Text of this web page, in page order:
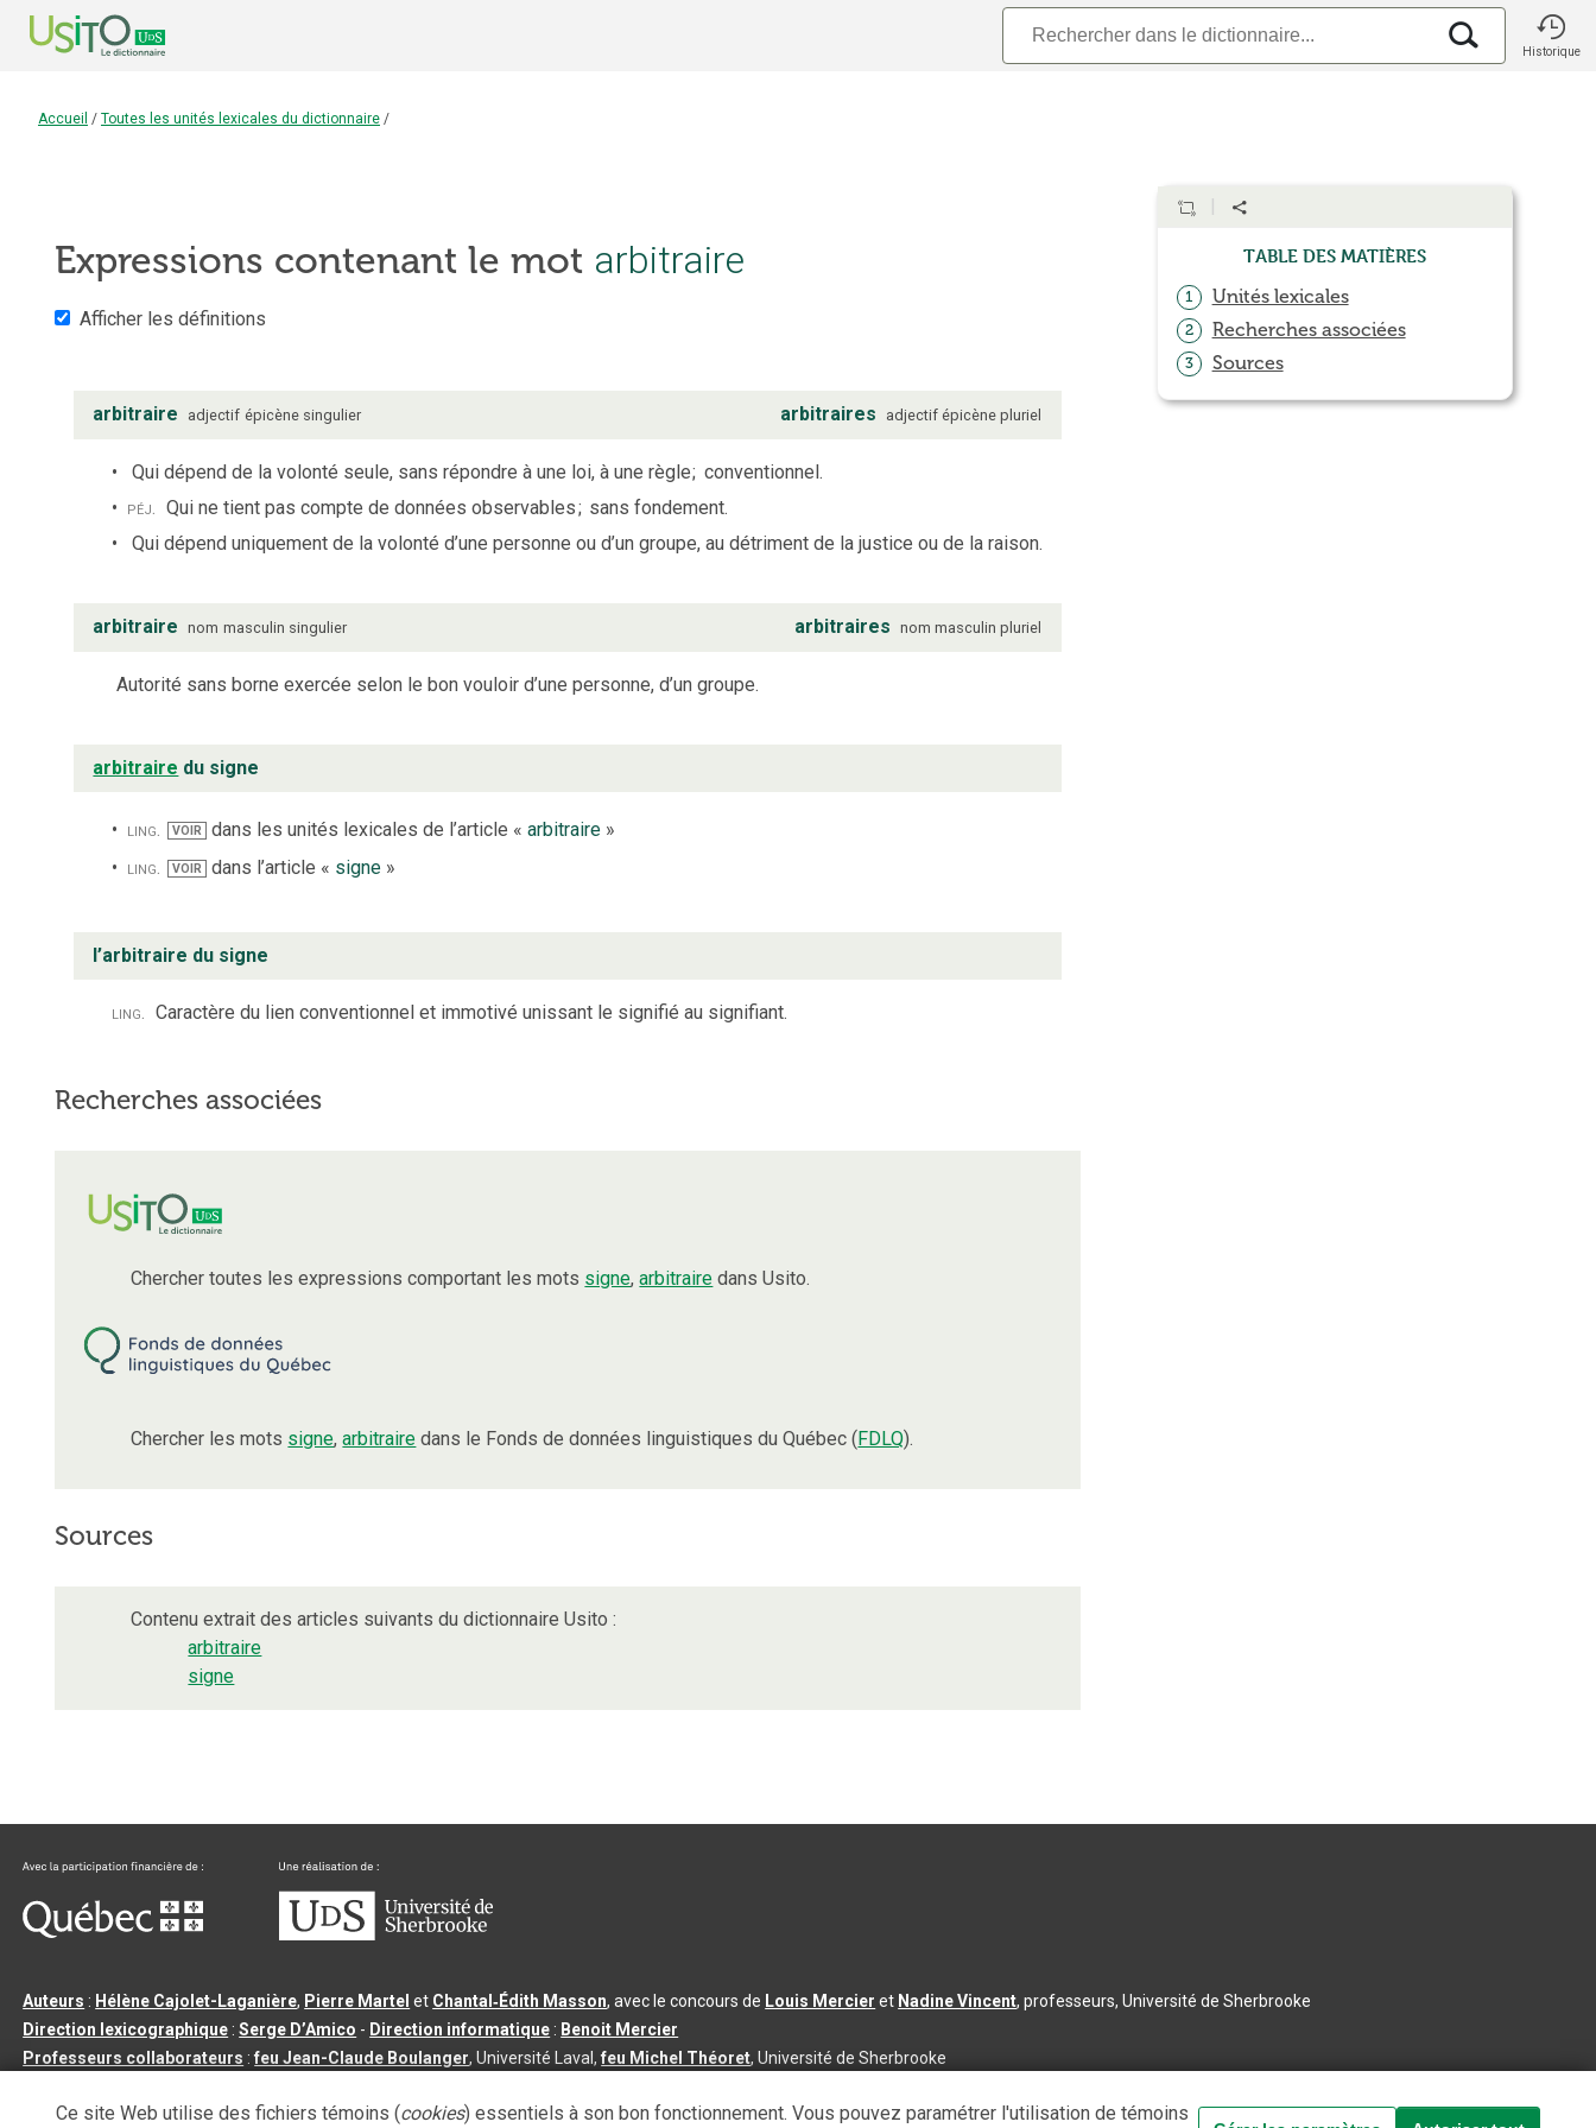
Historique
Accueil / Toutes les unités lexicales du dictionnaire /
Expressions contenant le mot arbitraire
Afficher les définitions
arbitraire adjectif épicène singulier arbitraires adjectif épicène pluriel
Qui dépend de la volonté seule, sans répondre à une loi, à une règle; conventionnel.
péj. Qui ne tient pas compte de données observables; sans fondement.
Qui dépend uniquement de la volonté d’une personne ou d’un groupe, au détriment de la justice ou de la raison.
arbitraire nom masculin singulier arbitraires nom masculin pluriel
Autorité sans borne exercée selon le bon vouloir d’une personne, d’un groupe.
arbitraire du signe
ling. VOIR dans les unités lexicales de l’article «arbitraire »
ling.
VOIR dans l’article « signe »
l’arbitraire du signe
ling. Caractère du lien conventionnel et immotivé unissant le signifié au signifiant.
Recherches associées
Chercher toutes les expressions comportant les mots signe,arbitraire dans Usito.
Chercher les mots signe,arbitraire dans le Fonds de données linguistiques du Québec (FDLQ).
Sources
Contenu extrait des articles suivants du dictionnaire Usito :
arbitraire
signe
Table des matières
1 Unités lexicales
2 Recherches associées
3 Sources
Auteurs : Hélène Cajolet-Laganière, Pierre Martel et Chantal‑Édith Masson, avec le concours de Louis Mercier et Nadine Vincent, professeurs, Université de Sherbrooke
Direction lexicographique :Serge D’Amico - Direction informatique : Benoit Mercier
Professeurs collaborateurs :feu Jean-Claude Boulanger, Université Laval,feu Michel Théoret, Université de Sherbrooke
Ce site Web utilise des fichiers témoins (cookies) essentiels à son bon fonctionnement. Vous pouvez paramétrer l'utilisation de témoins